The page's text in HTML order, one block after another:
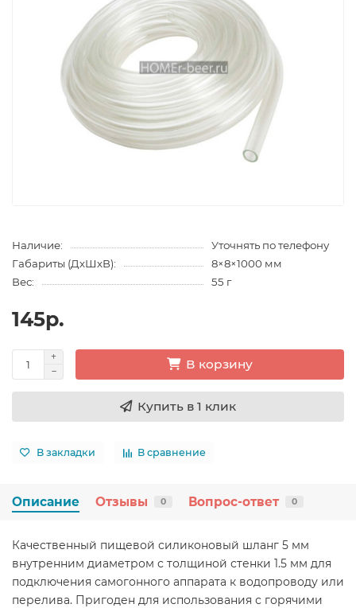
Наличие:
Уточнять по телефону
Габариты (ДхШхВ):
8×8×1000 мм
Вес:
55 г
145р.
В корзину
Купить в 1 клик
В закладки В сравнение
Описание Отзывы 0 Вопрос-ответ 0
Качественный пищевой силиконовый шланг 5 мм
внутренним диаметром с толщиной стенки 1.5 мм для
подключения самогонного аппарата к водопроводу или
перелива. Пригоден для использования с горячими